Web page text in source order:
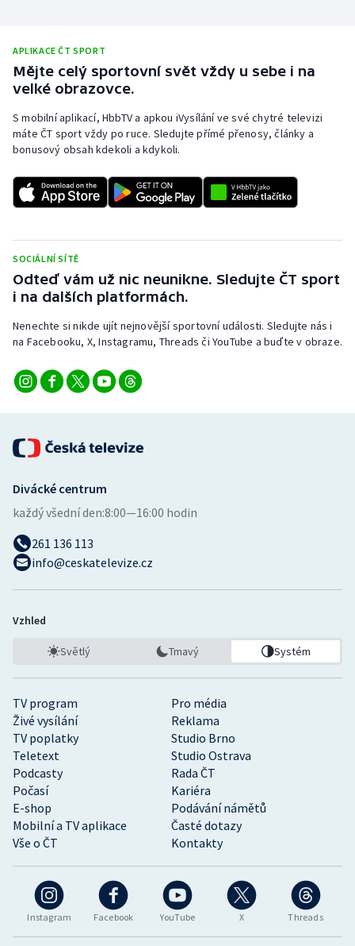
Ragby
Rychlobruslení
Rychlostní kanoistika
Sportovní střelba
Stolní tenis
Triatlon
Veslování
Volejbal
Ostatní
APLIKACE ČT SPORT
Mějte celý sportovní svět vždy u sebe i na
velké obrazovce.
S mobilní aplikací, HbbTV a apkou iVysílání ve své chytré televizi
máte ČT sport vždy po ruce. Sledujte přímé přenosy, články a
bonusový obsah kdekoli a kdykoli.
SOCIÁLNÍ SÍTĚ
Odteď vám už nic neunikne. Sledujte ČT sport
i na dalších platformách.
Nenechte si nikde ujít nejnovější sportovní události. Sledujte nás i
na Facebooku, X, Instagramu, Threads či YouTube a buďte v obraze.
Instagram Facebook YouTube X Threads
TV program
Pro média
Živé vysílání
Reklama
TV poplatky
Studio Brno
Teletext
Studio Ostrava
Podcasty
Rada ČT
Počasí
Kariéra
E-shop
Podávání námětů
Mobilní a TV aplikace
Časté dotazy
Vše o ČT
Kontakty
Divácké centrum
každý všední den:8:00—16:00 hodin
261 136 113
info@ceskatelevize.cz
Vzhled
Světlý Tmavý Systém